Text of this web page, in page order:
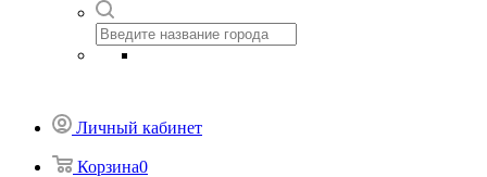
Личный кабинет
Корзина0